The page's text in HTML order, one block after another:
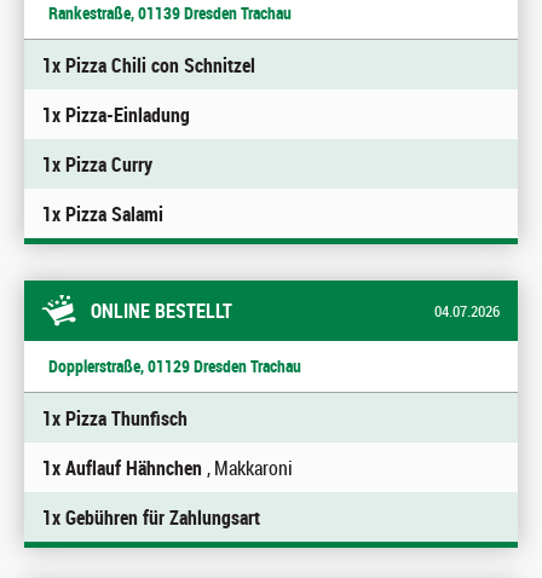
Rankestraße, 01139 Dresden Trachau
1x Pizza Chili con Schnitzel
1x Pizza-Einladung
1x Pizza Curry
1x Pizza Salami
ONLINE BESTELLT 04.07.2026
Dopplerstraße, 01129 Dresden Trachau
1x Pizza Thunfisch
1x Auflauf Hähnchen, Makkaroni
1x Gebühren für Zahlungsart